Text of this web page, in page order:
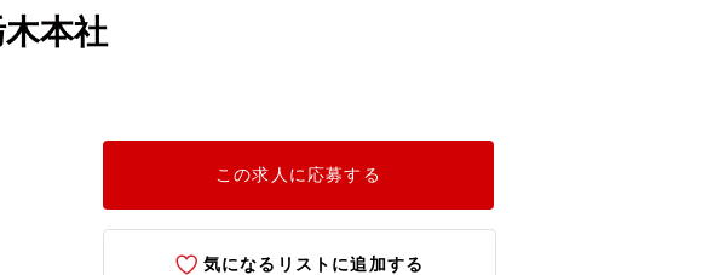
本社
この求人に応募する
気になるリストに追加する